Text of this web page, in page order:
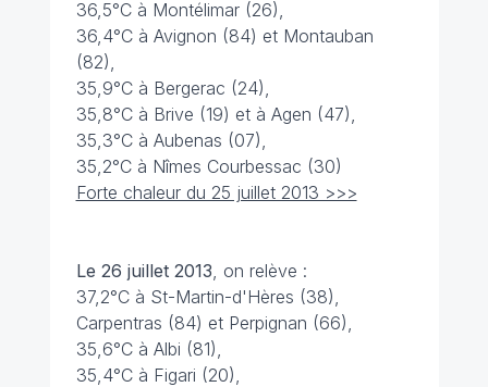
36,5°C à Montélimar (26),
36,4°C à Avignon (84) et Montauban
(82),
35,9°C à Bergerac (24),
35,8°C à Brive (19) et à Agen (47),
35,3°C à Aubenas (07),
35,2°C à Nîmes Courbessac (30)
Forte chaleur du 25 juillet 2013 >>>
Le 26 juillet 2013, on relève :
37,2°C à St-Martin-d'Hères (38),
Carpentras (84) et Perpignan (66),
35,6°C à Albi (81),
35,4°C à Figari (20),